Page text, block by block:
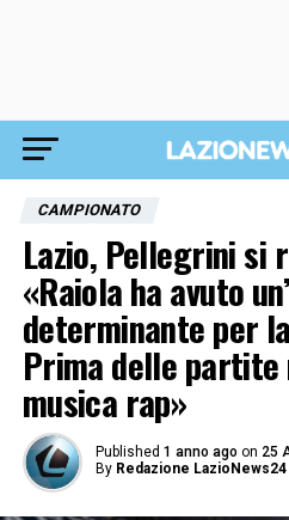
CAMPIONATO
Lazio, Pellegrini si
«Raiola ha avuto
determinante per
Prima delle
musica rap»
Published 1 anno ago on 25
By Redazione LazioNews24